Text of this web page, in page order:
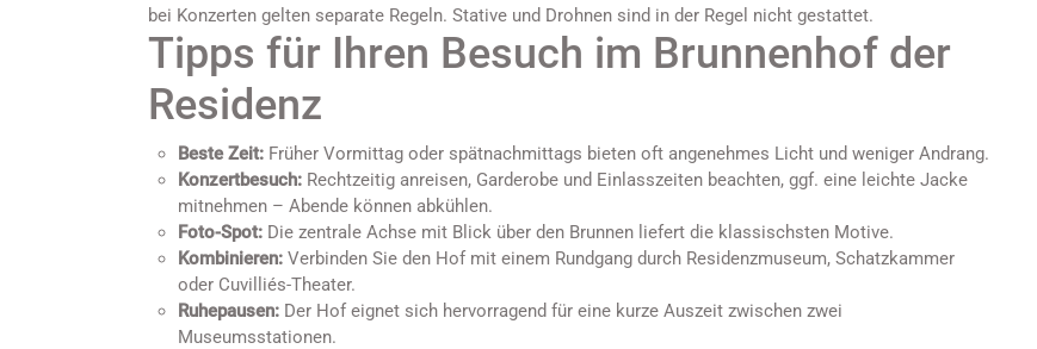
bei Konzerten gelten separate Regeln. Stative und Drohnen sind in der Regel nicht gestattet.
Tipps für Ihren Besuch im Brunnenhof der
Residenz
Beste Zeit: Früher Vormittag oder spätnachmittags bieten oft angenehmes Licht und weniger Andrang.
Konzertbesuch: Rechtzeitig anreisen, Garderobe und Einlasszeiten beachten, ggf. eine leichte Jacke
mitnehmen – Abende können abkühlen.
Foto-Spot: Die zentrale Achse mit Blick über den Brunnen liefert die klassischsten Motive.
Kombinieren: Verbinden Sie den Hof mit einem Rundgang durch Residenzmuseum, Schatzkammer
oder Cuvilliés-Theater.
Ruhepausen: Der Hof eignet sich hervorragend für eine kurze Auszeit zwischen zwei
Museumsstationen.